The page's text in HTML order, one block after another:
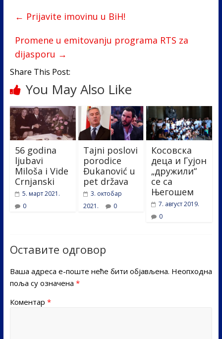
b
o
o
k
er e
dI
n
e
← Prijavite imovinu u BiH!
Promene u emitovanju programa RTS za
dijasporu →
Share This Post:
You May Also Like
56 godina
ljubavi
Miloša i Vide
Crnjanski
5. март 2021.
0
Tajni poslovi
porodice
Đukanović u
pet država
3. октобар
2021.
0
Косовска
деца и Гујон
„дружили“
се са
Његошем
7. август 2019.
0
Оставите одговор
Ваша адреса е-поште неће бити објављена. Неопходна
поља су означена *
Коментар *